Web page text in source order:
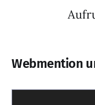
Webmention